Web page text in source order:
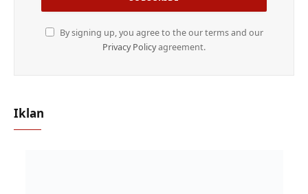
By signing up, you agree to the our terms and our
Privacy Policyagreement.
Iklan